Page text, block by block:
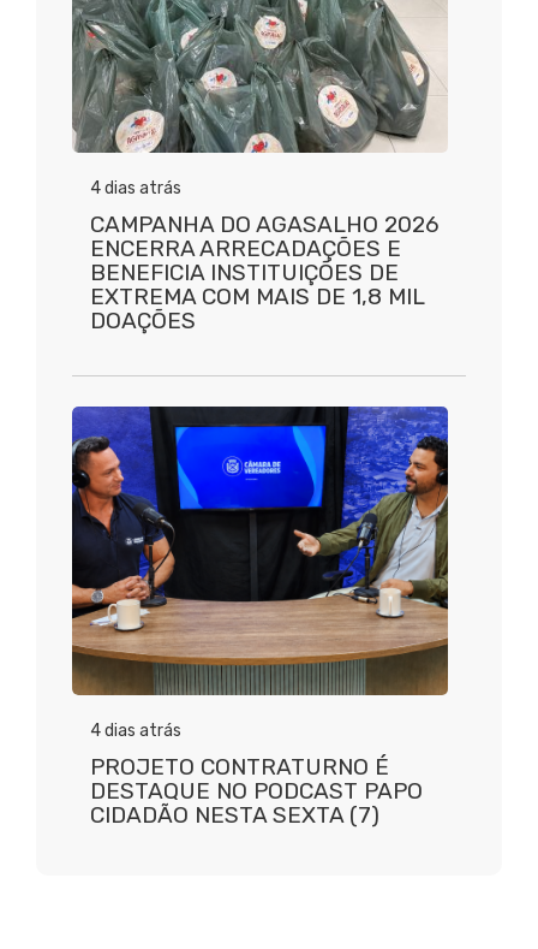
4 dias atrás
CAMPANHA DO AGASALHO 2026
ENCERRA ARRECADAÇÕES E
BENEFICIA INSTITUIÇÕES DE
EXTREMA COM MAIS DE 1,8 MIL
DOAÇÕES
4 dias atrás
PROJETO CONTRATURNO É
DESTAQUE NO PODCAST PAPO
CIDADÃO NESTA SEXTA (7)